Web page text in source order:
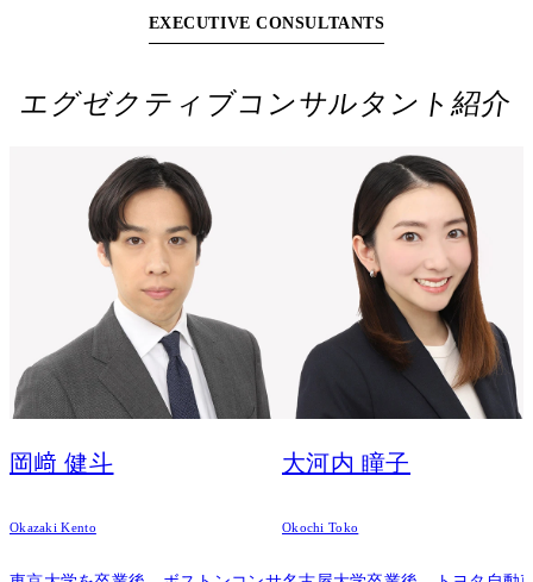
CONSULTANTS
EXECUTIVE CONSULTANTS
エグゼクティブコンサルタント紹介
岡﨑 健斗
Okazaki Kento
大河内 瞳子
Okochi Toko